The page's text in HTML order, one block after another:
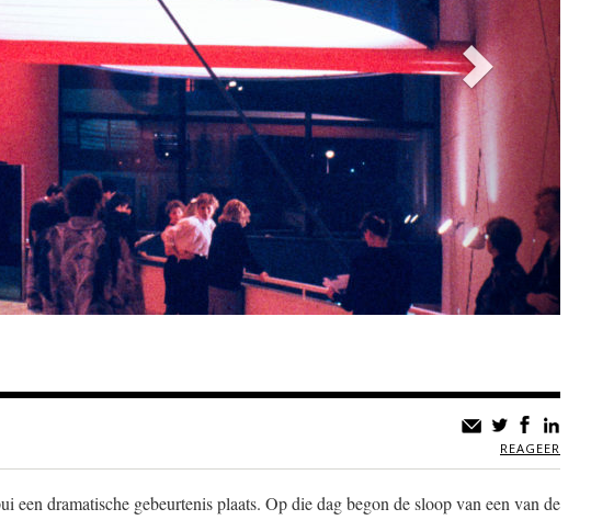
REAGEER
een dramatische gebeurtenis plaats. Op die dag begon de sloop van een van de